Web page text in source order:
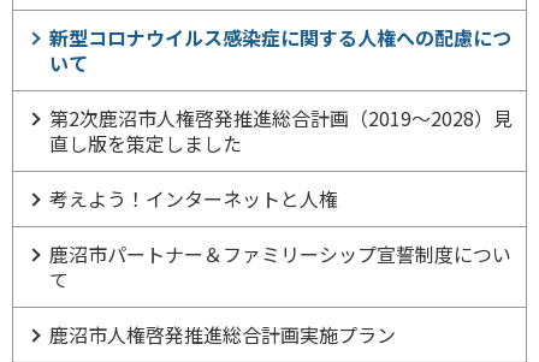
新型コロナウイルス感染症に関する人権への配慮につ
いて
第2次鹿沼市人権啓発推進総合計画（2019～2028）見
直し版を策定しました
考えよう！インターネットと人権
鹿沼市パートナー＆ファミリーシップ宣誓制度につい
て
鹿沼市人権啓発推進総合計画実施プラン